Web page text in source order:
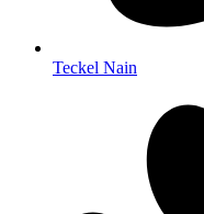
Teckel Nain